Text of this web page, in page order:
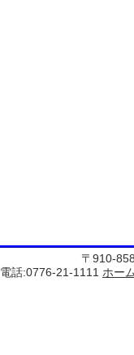
〒910-
電話:0776-21-1111 ホー